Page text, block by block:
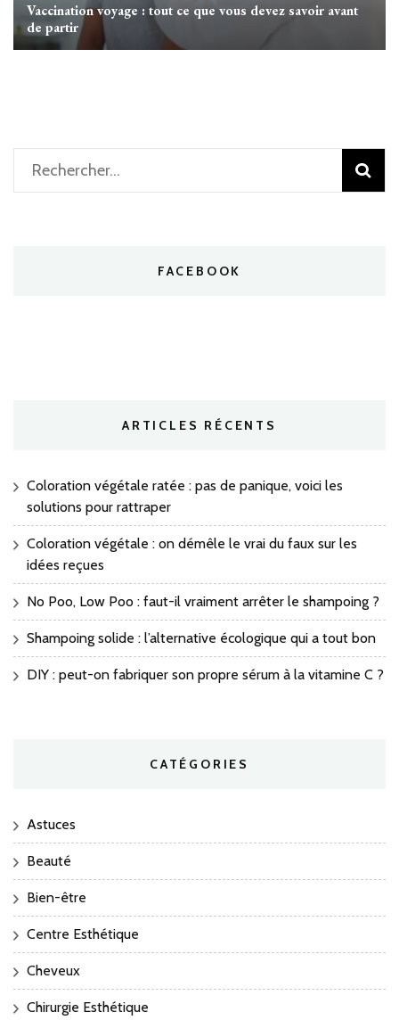
Vaccination voyage : tout ce que vous devez savoir avant
de partir
Rechercher :
FACEBOOK
ARTICLES RÉCENTS
Coloration végétale ratée : pas de panique, voici les
solutions pour rattraper
Coloration végétale : on démêle le vrai du faux sur les
idées reçues
No Poo, Low Poo : faut-il vraiment arrêter le shampoing ?
Shampoing solide : l’alternative écologique qui a tout bon
DIY : peut-on fabriquer son propre sérum à la vitamine C ?
CATÉGORIES
Astuces
Beauté
Bien-être
Centre Esthétique
Cheveux
Chirurgie Esthétique